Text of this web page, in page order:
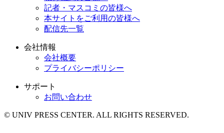
記者・マスコミの皆様へ
本サイトをご利用の皆様へ
配信先一覧
会社情報
会社概要
プライバシーポリシー
サポート
お問い合わせ
© UNIV PRESS CENTER. ALL RIGHTS RESERVED.